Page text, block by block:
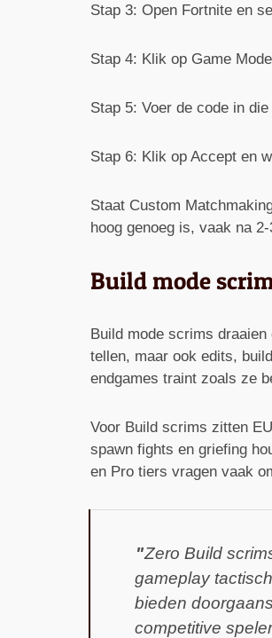
Stap 3: Open Fortnite en
Stap 4: Klik op Game
Stap 5: Voer de code in
Stap 6: Klik op Accept en
Staat Custom
hoog genoeg is, vaak na
Build mode
Build mode scrims
tellen, maar ook edits,
endgames traint zoals ze
Voor Build scrims zitten
spawn fights en griefing
en Pro tiers vragen vaak
Zero Build
gameplay
bieden
competitive